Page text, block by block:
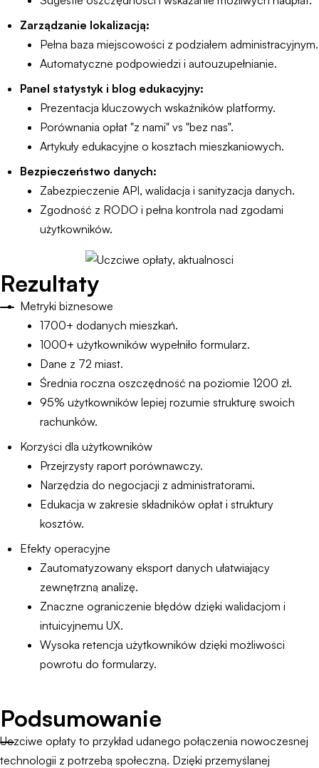
Zarządzanie lokalizacją:
Pełna baza miejscowości z podziałem administracyjnym.
Automatyczne podpowiedzi i autouzupełnianie.
Panel statystyk i blog edukacyjny:
Prezentacja kluczowych wskaźników platformy.
Porównania opłat "z nami" vs "bez nas".
Artykuły edukacyjne o kosztach mieszkaniowych.
Bezpieczeństwo danych:
Zabezpieczenie API, walidacja i sanityzacja danych.
Zgodność z RODO i pełna kontrola nad zgodami
użytkowników.
Rezultaty
Metryki biznesowe
1700+ dodanych mieszkań.
1000+ użytkowników wypełniło formularz.
Dane z 72 miast.
Średnia roczna oszczędność na poziomie 1200 zł.
95% użytkowników lepiej rozumie strukturę swoich
rachunków.
Korzyści dla użytkowników
Przejrzysty raport porównawczy.
Narzędzia do negocjacji z administratorami.
Edukacja w zakresie składników opłat i struktury
kosztów.
Efekty operacyjne
Zautomatyzowany eksport danych ułatwiający
zewnętrzną analizę.
Znaczne ograniczenie błędów dzięki walidacjom i
intuicyjnemu UX.
Wysoka retencja użytkowników dzięki możliwości
powrotu do formularzy.
Podsumowanie
Uczciwe opłaty to przykład udanego połączenia nowoczesnej
technologii z potrzebą społeczną. Dzięki przemyślanej